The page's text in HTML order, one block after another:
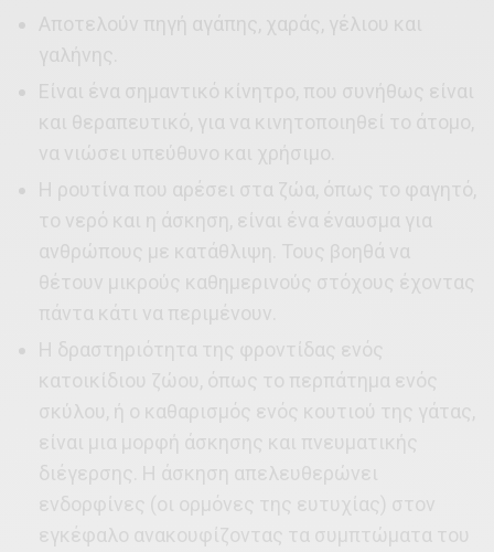
Αποτελούν πηγή αγάπης, χαράς, γέλιου και
γαλήνης.
Είναι ένα σημαντικό κίνητρο, που συνήθως είναι
και θεραπευτικό, για να κινητοποιηθεί το άτομο,
να νιώσει υπεύθυνο και χρήσιμο.
Η ρουτίνα που αρέσει στα ζώα, όπως το φαγητό,
το νερό και η άσκηση, είναι ένα έναυσμα για
ανθρώπους με κατάθλιψη. Τους βοηθά να
θέτουν μικρούς καθημερινούς στόχους έχοντας
πάντα κάτι να περιμένουν.
Η δραστηριότητα της φροντίδας ενός
κατοικίδιου ζώου, όπως το περπάτημα ενός
σκύλου, ή ο καθαρισμός ενός κουτιού της γάτας,
είναι μια μορφή άσκησης και πνευματικής
διέγερσης. Η άσκηση απελευθερώνει
ενδορφίνες (οι ορμόνες της ευτυχίας) στον
εγκέφαλο ανακουφίζοντας τα συμπτώματα του